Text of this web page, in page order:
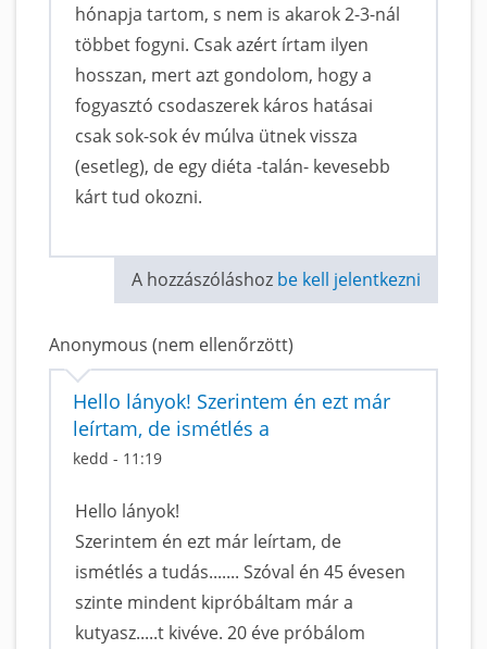
hónapja tartom, s nem is akarok 2-3-nál
többet fogyni. Csak azért írtam ilyen
hosszan, mert azt gondolom, hogy a
fogyasztó csodaszerek káros hatásai
csak sok-sok év múlva ütnek vissza
(esetleg), de egy diéta -talán- kevesebb
kárt tud okozni.
A hozzászóláshoz be kell jelentkezni
Anonymous (nem ellenőrzött)
Hello lányok! Szerintem én ezt már
leírtam, de ismétlés a
kedd - 11:19
Hello lányok!
Szerintem én ezt már leírtam, de
ismétlés a tudás....... Szóval én 45 évesen
szinte mindent kipróbáltam már a
kutyasz.....t kivéve. 20 éve próbálom